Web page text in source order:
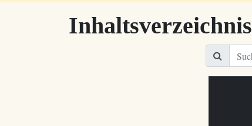
Inhaltsverzeichnis